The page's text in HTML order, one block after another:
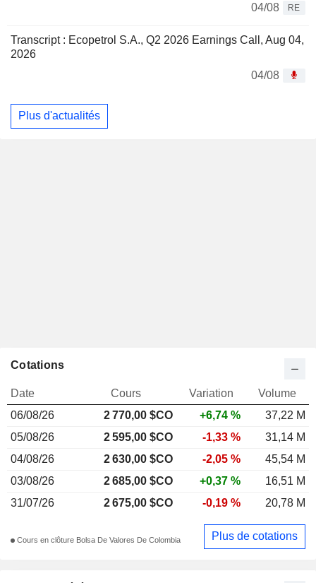
04/08
RE
Transcript : Ecopetrol S.A., Q2 2026 Earnings Call, Aug 04,
2026
04/08
Plus d'actualités
Cotations
Date Cours Variation
Volume
06/08/26
2 770,00 $CO +6,74 %
37,22 M
05/08/26
2 595,00 $CO -1,33 %
31,14 M
04/08/26
2 630,00 $CO -2,05 %
45,54 M
03/08/26
2 685,00 $CO +0,37 %
16,51 M
31/07/26
2 675,00 $CO -0,19 % 20,78 M
Cours en clôture Bolsa De Valores De Colombia Plus de cotations